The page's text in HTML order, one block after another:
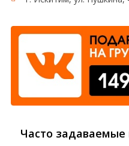
Часто задаваемые